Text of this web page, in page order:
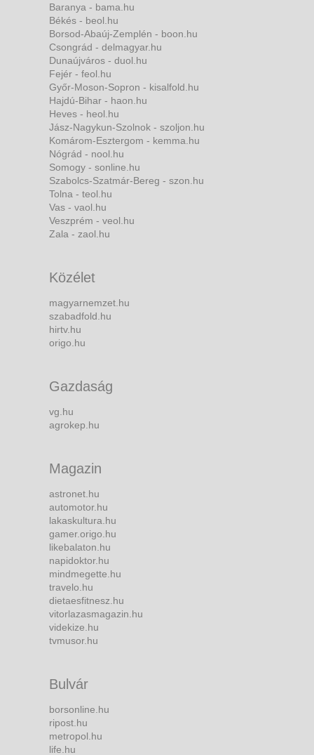
Baranya - bama.hu
Békés - beol.hu
Borsod-Abaúj-Zemplén - boon.hu
Csongrád - delmagyar.hu
Dunaújváros - duol.hu
Fejér - feol.hu
Győr-Moson-Sopron - kisalfold.hu
Hajdú-Bihar - haon.hu
Heves - heol.hu
Jász-Nagykun-Szolnok - szoljon.hu
Komárom-Esztergom - kemma.hu
Nógrád - nool.hu
Somogy - sonline.hu
Szabolcs-Szatmár-Bereg - szon.hu
Tolna - teol.hu
Vas - vaol.hu
Veszprém - veol.hu
Zala - zaol.hu
Közélet
magyarnemzet.hu
szabadfold.hu
hirtv.hu
origo.hu
Gazdaság
vg.hu
agrokep.hu
Magazin
astronet.hu
automotor.hu
lakaskultura.hu
gamer.origo.hu
likebalaton.hu
napidoktor.hu
mindmegette.hu
travelo.hu
dietaesfitnesz.hu
vitorlazasmagazin.hu
videkize.hu
tvmusor.hu
Bulvár
borsonline.hu
ripost.hu
metropol.hu
life.hu